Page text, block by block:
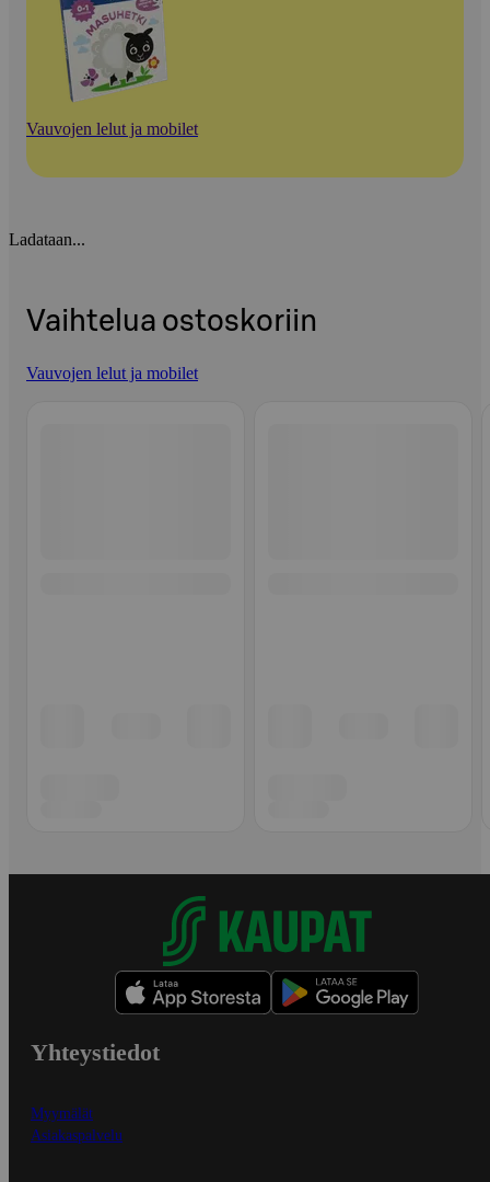
Vauvojen lelut ja mobilet
Ladataan...
Vaihtelua ostoskoriin
Vauvojen lelut ja mobilet
Yhteystiedot
Myymälät
Asiakaspalvelu